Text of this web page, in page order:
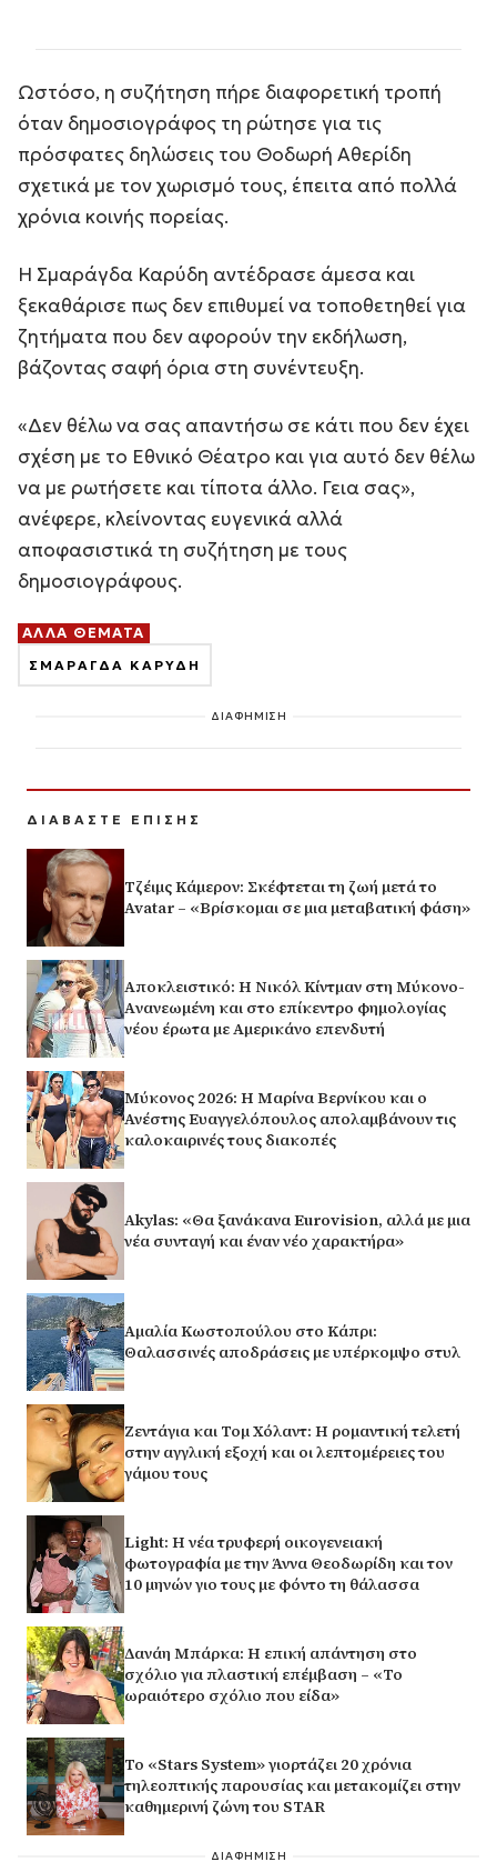
Ωστόσο, η συζήτηση πήρε διαφορετική τροπή
όταν δημοσιογράφος τη ρώτησε για τις
πρόσφατες δηλώσεις του Θοδωρή Αθερίδη
σχετικά με τον χωρισμό τους, έπειτα από πολλά
χρόνια κοινής πορείας.
Η Σμαράγδα Καρύδη αντέδρασε άμεσα και
ξεκαθάρισε πως δεν επιθυμεί να τοποθετηθεί για
ζητήματα που δεν αφορούν την εκδήλωση,
βάζοντας σαφή όρια στη συνέντευξη.
«Δεν θέλω να σας απαντήσω σε κάτι που δεν έχει
σχέση με το Εθνικό Θέατρο και για αυτό δεν θέλω
να με ρωτήσετε και τίποτα άλλο. Γεια σας»,
ανέφερε, κλείνοντας ευγενικά αλλά
αποφασιστικά τη συζήτηση με τους
δημοσιογράφους.
ΑΛΛΑ ΘΕΜΑΤΑ
ΣΜΑΡΑΓΔΑ ΚΑΡΥΔΗ
ΔΙΑΦΗΜΙΣΗ
ΔΙΑΒΑΣΤΕ ΕΠΙΣΗΣ
Τζέιμς Κάμερον: Σκέφτεται τη ζωή μετά το
Avatar – «Βρίσκομαι σε μια μεταβατική φάση»
Αποκλειστικό: Η Νικόλ Κίντμαν στη Μύκονο-
Aνανεωμένη και στο επίκεντρο φημολογίας
νέου έρωτα με Αμερικάνο επενδυτή
Μύκονος 2026: Η Μαρίνα Βερνίκου και ο
Ανέστης Ευαγγελόπουλος απολαμβάνουν τις
καλοκαιρινές τους διακοπές
Akylas: «Θα ξανάκανα Eurovision, αλλά με μια
νέα συνταγή και έναν νέο χαρακτήρα»
Αμαλία Κωστοπούλου στο Κάπρι:
Θαλασσινές αποδράσεις με υπέρκομψο στυλ
Ζεντάγια και Τομ Χόλαντ: Η ρομαντική τελετή
στην αγγλική εξοχή και οι λεπτομέρειες του
γάμου τους
Light: Η νέα τρυφερή οικογενειακή
φωτογραφία με την Άννα Θεοδωρίδη και τον
10 μηνών γιο τους με φόντο τη θάλασσα
Δανάη Μπάρκα: Η επική απάντηση στο
σχόλιο για πλαστική επέμβαση – «Το
ωραιότερο σχόλιο που είδα»
Το «Stars System» γιορτάζει 20 χρόνια
τηλεοπτικής παρουσίας και μετακομίζει στην
καθημερινή ζώνη του STAR
ΔΙΑΦΗΜΙΣΗ